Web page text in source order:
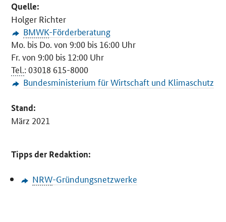
Quelle:
Holger Richter
BMWK-Förderberatung
Mo. bis Do. von 9:00 bis 16:00 Uhr
Fr. von 9:00 bis 12:00 Uhr
Tel.: 03018 615-8000
Bundesministerium für Wirtschaft und Klimaschutz
Stand:
März 2021
Tipps der Redaktion:
NRW-Gründungsnetzwerke